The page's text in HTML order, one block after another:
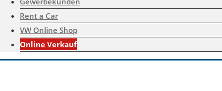
Rent a Car
VW Online Shop
Online Verkauf